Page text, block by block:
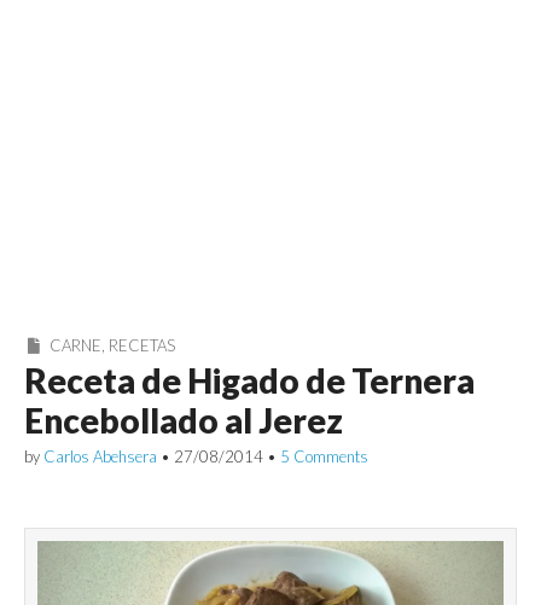
CARNE, RECETAS
Receta de Higado de Ternera
Encebollado al Jerez
by Carlos Abehsera • 27/08/2014 • 5 Comments